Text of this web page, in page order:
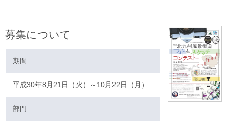
募集について
期間
平成30年8月21日（火）～10月22日（月）
部門